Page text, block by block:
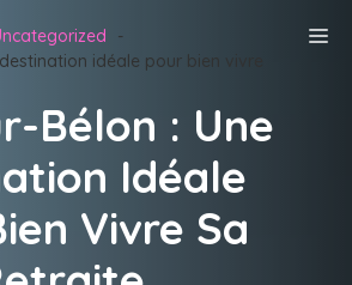
idéale pour bien vivre
Bélon : Une
Idéale
Vivre Sa